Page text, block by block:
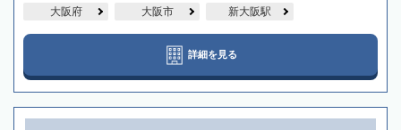
大阪府 大阪市 新大阪駅
詳細を見る